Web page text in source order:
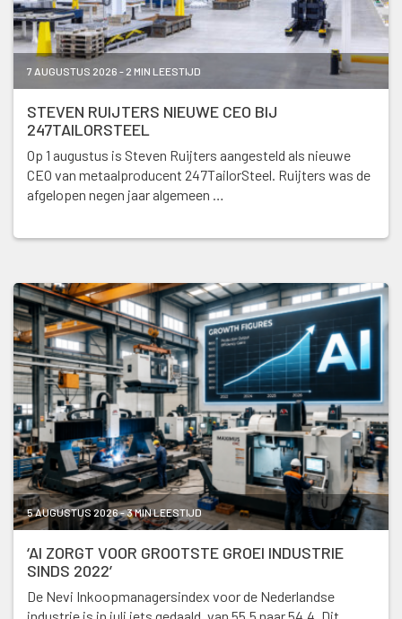
7 AUGUSTUS 2026 - 2 MIN LEESTIJD
STEVEN RUIJTERS NIEUWE CEO BIJ
247TAILORSTEEL
Op 1 augustus is Steven Ruijters aangesteld als nieuwe
CEO van metaalproducent 247TailorSteel. Ruijters was de
afgelopen negen jaar algemeen …
5 AUGUSTUS 2026 - 3 MIN LEESTIJD
‘AI ZORGT VOOR GROOTSTE GROEI INDUSTRIE
SINDS 2022’
De Nevi Inkoopmanagersindex voor de Nederlandse